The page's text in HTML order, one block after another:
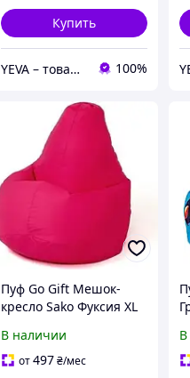
Купить
YEVA – товары для отдыха и новогодний декор 100%
Пуф Go Gift Мешок-
кресло Sako Фуксия XL
В наличии
от497₴/мес